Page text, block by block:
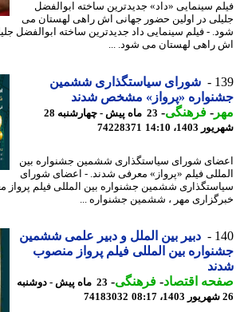
سینمایی «داد» جدیدترین ساخته ابوالفضل
در اولین حضور جهانی اش راهی لهستان می
- فیلم سینمایی داد جدیدترین ساخته ابوالفضل جلیلی
لهستان می شود. ...
شورای سیاستگذاری ششمین
«پرواز» مشخص شدند
-فرهنگی-
23 ماه پیش - چهارشنبه 28
14:10
74228371
شورای سیاستگذاری ششمین جشنواره بین
فیلم «پرواز» معرفی شدند. - اعضای شورای
ششمین جشنواره بین المللی فیلم پرواز
مهر ، ششمین جشنواره ...
دبیر بین الملل و دبیر علمی ششمین
بین المللی فیلم پرواز منصوب
اقتصاد-فرهنگی-
23 ماه پیش - دوشنبه
74183032